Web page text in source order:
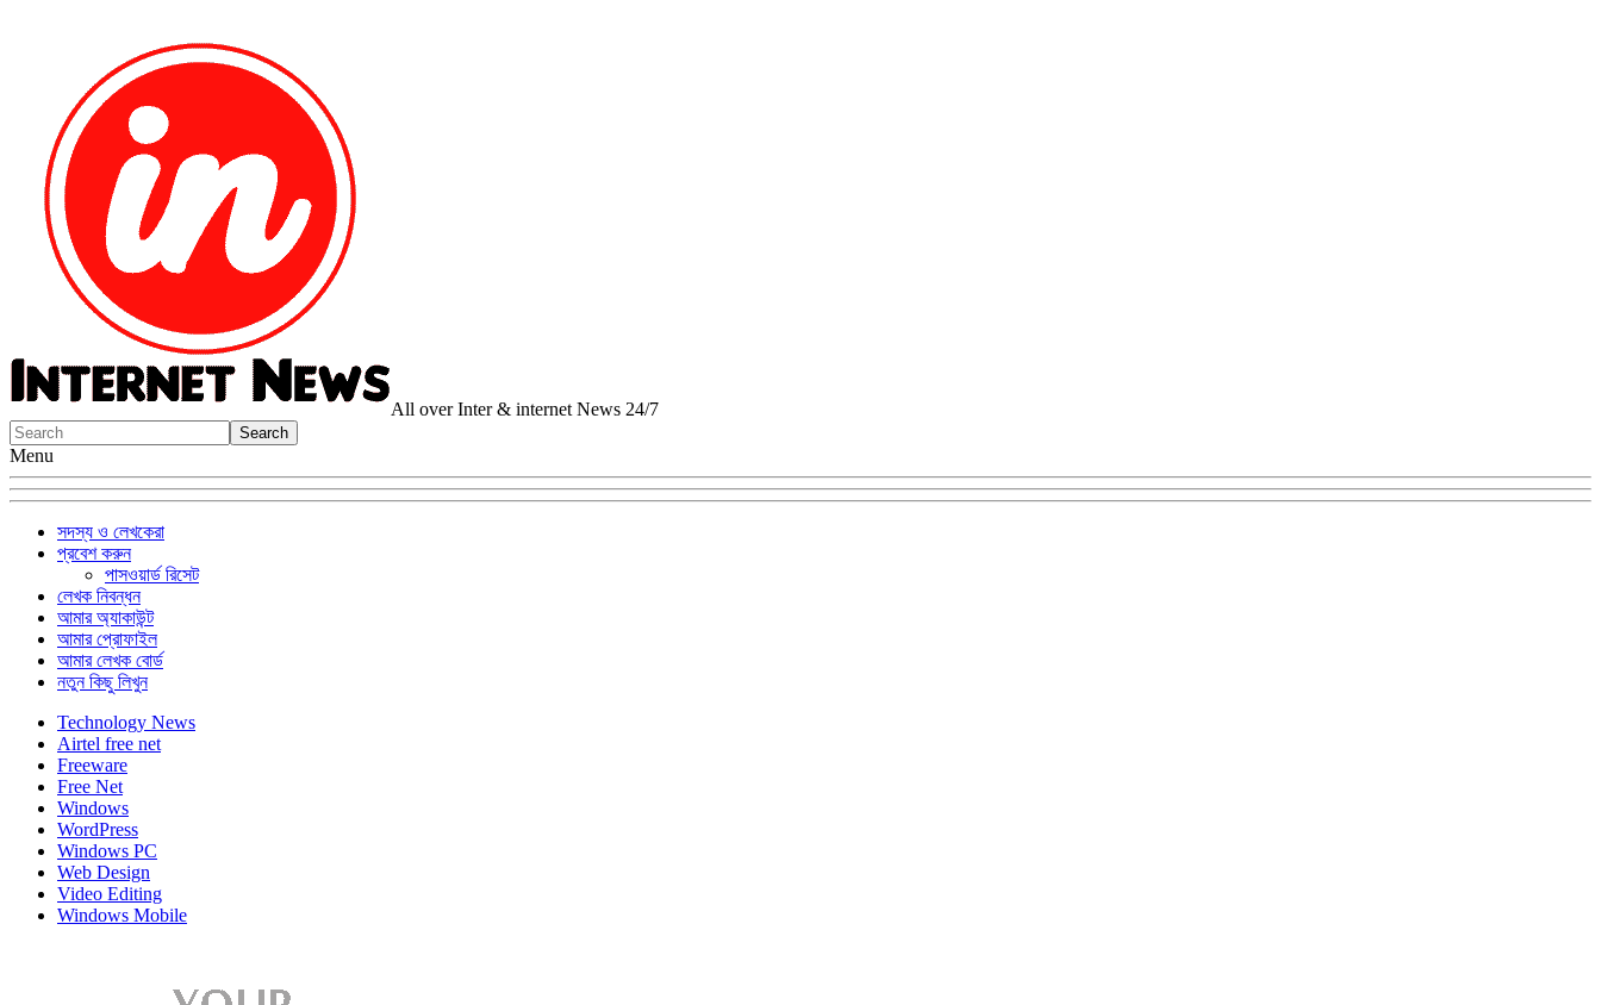
All over Inter & internet News 24/7
Menu
সদস্য ও লেখকেরা
প্রবেশ করুন
পাসওয়ার্ড রিসেট
লেখক নিবন্ধন
আমার অ্যাকাউন্ট
আমার প্রোফাইল
আমার লেখক বোর্ড
নতুন কিছু লিখুন
Technology News
Airtel free net
Freeware
Free Net
Windows
WordPress
Windows PC
Web Design
Video Editing
Windows Mobile